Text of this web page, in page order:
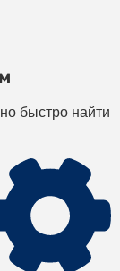
быстро найти